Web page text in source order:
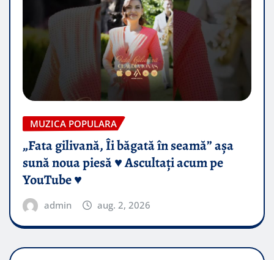
MUZICA POPULARA
„Fata gilivană, Îi băgată în seamă” așa
sună noua piesă ♥️ Ascultați acum pe
YouTube ♥️
admin aug. 2, 2026